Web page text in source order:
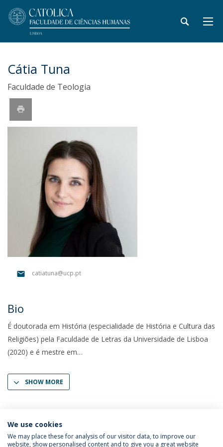
Cátia Tuna
Faculdade de Teologia
catiatuna@ucp.pt
Bio
É doutorada em História (especialidade de História e Cultura das
Religiões) pela Faculdade de Letras da Universidade de Lisboa
(2020) e é mestre em
SHOW MORE
We use cookies
We may place these for analysis of our visitor data, to improve our
website, show personalised content and to give you a great website